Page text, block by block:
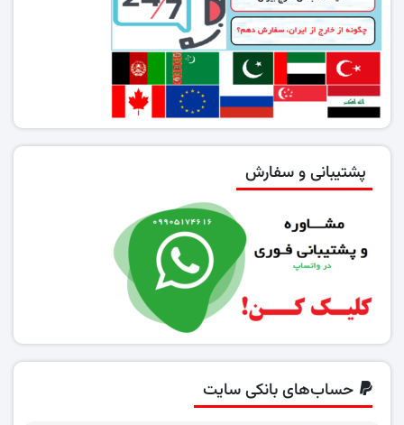
پشتیبانی و سفارش
حساب‌های بانکی سایت